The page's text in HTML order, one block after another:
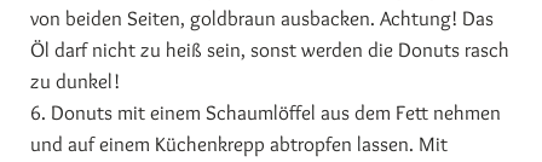
von beiden Seiten, goldbraun ausbacken. Achtung! Das
Öl darf nicht zu heiß sein, sonst werden die Donuts rasch
zu dunkel!
6. Donuts mit einem Schaumlöffel aus dem Fett nehmen
und auf einem Küchenkrepp abtropfen lassen. Mit